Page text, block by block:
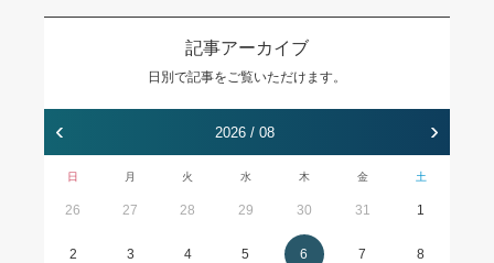
記事アーカイブ
日別で記事をご覧いただけます。
‹ 2026 / 08 ›
日 月 火 水 木 金 土
26 27 28 29 30 31 1
2 3 4 5 6 7 8